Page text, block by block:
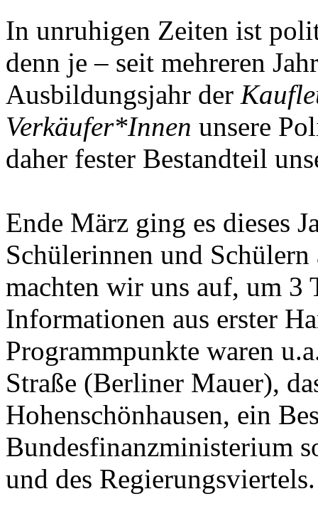
In unruhigen Zeiten ist
denn je – seit mehreren
Ausbildungsjahr der
Verkäufer*Innen unsere
daher fester Bestandteil
Ende März ging es dieses
Schülerinnen und
machten wir uns auf, um 3
Informationen aus erster
Programmpunkte waren
Straße (Berliner Mauer),
Hohenschönhausen, ein
Bundesfinanzministerium
und des Regierungsviertels.